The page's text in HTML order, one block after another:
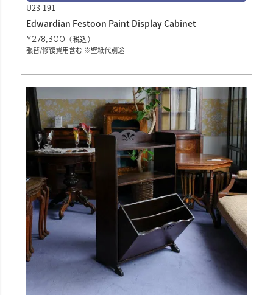
U23-191
Edwardian Festoon Paint Display Cabinet
¥278,300
税込
張替/修復費用含む ※壁紙代別途